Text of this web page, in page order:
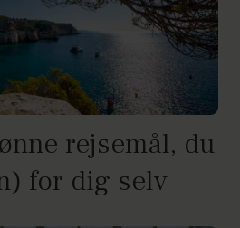
rejsemål, du
for dig selv